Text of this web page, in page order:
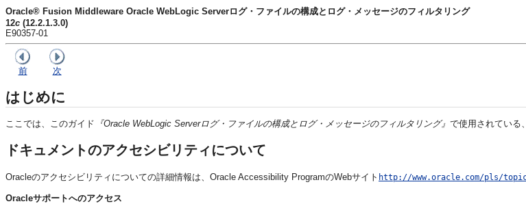
Oracle® Fusion Middleware Oracle WebLogic Serverログ・ファイルの構成とログ・メッセージのフィルタリング
12c (12.2.1.3.0)
E90357-01
前 次
はじめに
ここでは、このガイド 『Oracle WebLogic Serverログ・ファイルの構成とログ・メッセージのフィルタリング』 で使用されている
ドキュメントのアクセシビリティについて
Oracleのアクセシビリティについての詳細情報は、Oracle Accessibility ProgramのWebサイト http://www.oracle.com/pls/
Oracleサポートへのアクセス